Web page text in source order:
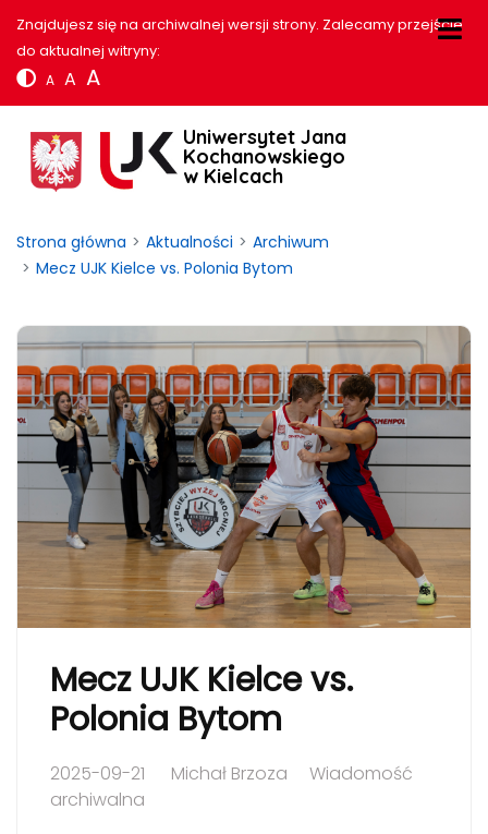
Znajdujesz się na archiwalnej wersji strony. Zalecamy przejście
do aktualnej witryny:
A A A
Uniwersytet Jana
Kochanowskiego
w Kielcach
Strona główna Aktualności
Archiwum
Mecz UJK Kielce vs. Polonia Bytom
Mecz UJK Kielce vs.
Polonia Bytom
2025-09-21 Michał Brzoza
Wiadomość
archiwalna